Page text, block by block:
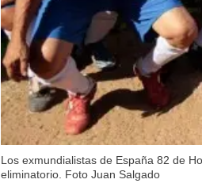
Los exmundialistas de España 82 de
eliminatorio. Foto Juan Salgado